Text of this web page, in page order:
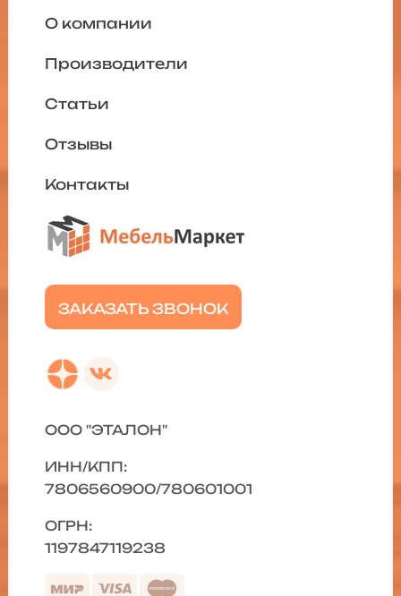
ЗАКАЗАТЬ ЗВОНОК
О компании
Производители
Статьи
Отзывы
Контакты
ООО "ЭТАЛОН"
ИНН/КПП:
7806560900/780601001
ОГРН:
1197847119238